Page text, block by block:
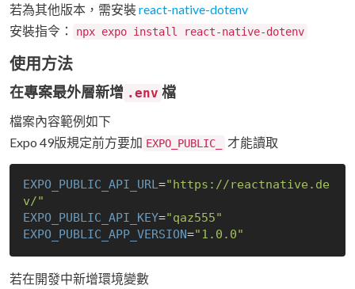
若為其他版本，需安裝react-native-dotenv
安裝指令：
npx expo install react-native-dotenv
使用方法
在專案最外層新增 .env 檔
檔案內容範例如下
Expo 49版規定前方要加 EXPO_PUBLIC_ 才能讀取
EXPO_PUBLIC_API_URL="https://reactnative.de
v/"
EXPO_PUBLIC_API_KEY="qaz555"
EXPO_PUBLIC_APP_VERSION="1.0.0"
若在開發中新增環境變數